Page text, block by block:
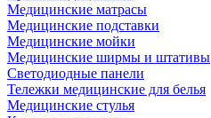
Медицинские матрасы
Медицинские подставки
Медицинские мойки
Медицинские ширмы и штативы
Светодиодные панели
Тележки медицинские для белья
Медицинские стулья